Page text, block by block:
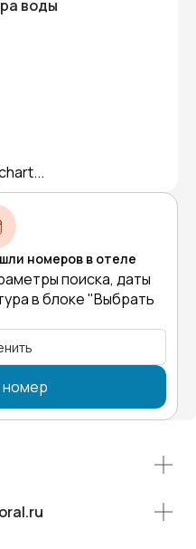
воды
номеров в отеле
поиска, даты
в блоке "Выбрать